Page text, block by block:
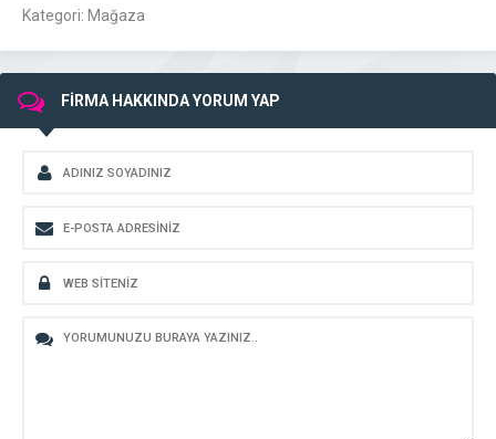
Kategori: Mağaza
FİRMA HAKKINDA YORUM YAP